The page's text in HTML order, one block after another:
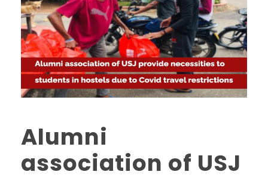
Alumni
association of USJ